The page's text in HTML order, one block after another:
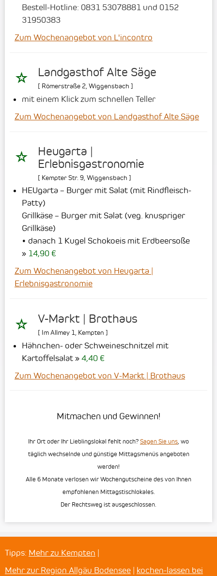
Bestell-Hotline: 0831 53078881 und 0152
31950383
Zum Wochenangebot von L'incontro
Landgasthof Alte Säge
[ Römerstraße 2 Wiggensbach ]
mit einem Klick zum schnellen Teller
Zum Wochenangebot von Landgasthof Alte Säge
Heugarta |
Erlebnisgastronomie
[ Kempter Str. 9,Wiggensbach ]
HEUgarta – Burger mit Salat (mit Rindfleisch-
Patty)
Grillkäse – Burger mit Salat (veg. knuspriger
Grillkäse)
• danach 1 Kugel Schokoeis mit Erdbeersoße
14,90 €
Zum Wochenangebot von Heugarta |
Erlebnisgastronomie
V-Markt | Brothaus
[ Im Allmey 1 Kempten ]
Hähnchen- oder Schweineschnitzel mit
Kartoffelsalat
4,40 €
Zum Wochenangebot von V-Markt | Brothaus
Mitmachen und Gewinnen!
Ihr Ort oder Ihr Lieblingslokal fehlt noch? Sagen Sie uns, wo
täglich wechselnde und günstige Mittagsmenüs angeboten
werden!
Alle 6 Monate verlosen wir Wochengutscheine des von Ihnen
empfohlenen Mittagstischlokales.
Der Rechtsweg ist ausgeschlossen.
Tipps: Mehr zu Kempten
Mehr zur Region Allgäu Bodensee
kochen-lassen bei